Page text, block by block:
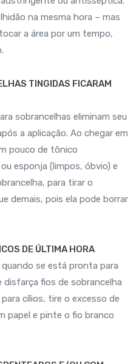
na mesma hora – mas
a área por um tempo,
TINGIDAS FICARAM
sobrancelhas eliminam seu
a aplicação. Ao chegar em
pouco de tônico
esponja (limpos, óbvio) e
para tirar o
demais, pois ela pode borrar
DE ÚLTIMA HORA
se está pronta para
disfarça fios de sobrancelha
cílios, tire o excesso de
papel e pinte o fio branco